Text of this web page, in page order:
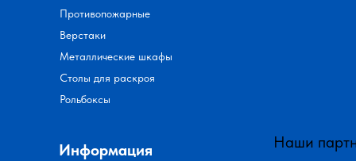
Информация
Противопожарные
Верстаки
Металлические шкафы
Столы для раскроя
Рольбоксы
Наши